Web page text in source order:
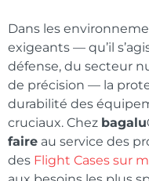
Dans les
exigeants — qu’il
défense, du secteur
de précision — la
durabilité des
cruciaux. Chez
faire au service des
des Flight Cases sur